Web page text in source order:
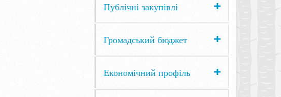
Публічні закупівлі
Громадський бюджет
Економічний профіль